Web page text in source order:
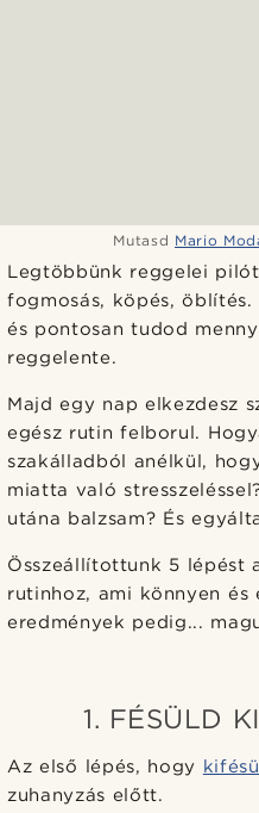
Mutasd Mario
Legtöbbünk reggelei
fogmosás, köpés,
és pontosan tudod
reggelente.
Majd egy nap elkezdesz
egész rutin felborul.
szakálladból anélkül,
miatta való
utána balzsam? És
Összeállítottunk 5 lépést
rutinhoz, ami könnyen
eredmények pedig...
1. FÉSÜLD
Az első lépés, hogy
zuhanyzás előtt.